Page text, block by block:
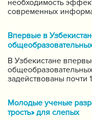
необходимость
современных
систему для
самых ведущих
Впервые в
В Узбекистане
задействованы
за качеством
Республики
Молодые ученые
трость» для слепых